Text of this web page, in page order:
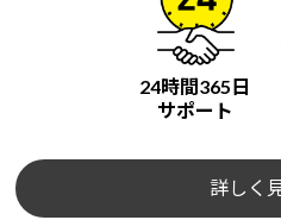
24時間365日
サポート
詳しく